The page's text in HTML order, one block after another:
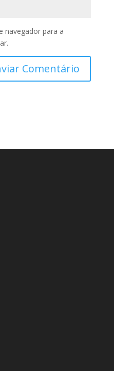
navegador para a